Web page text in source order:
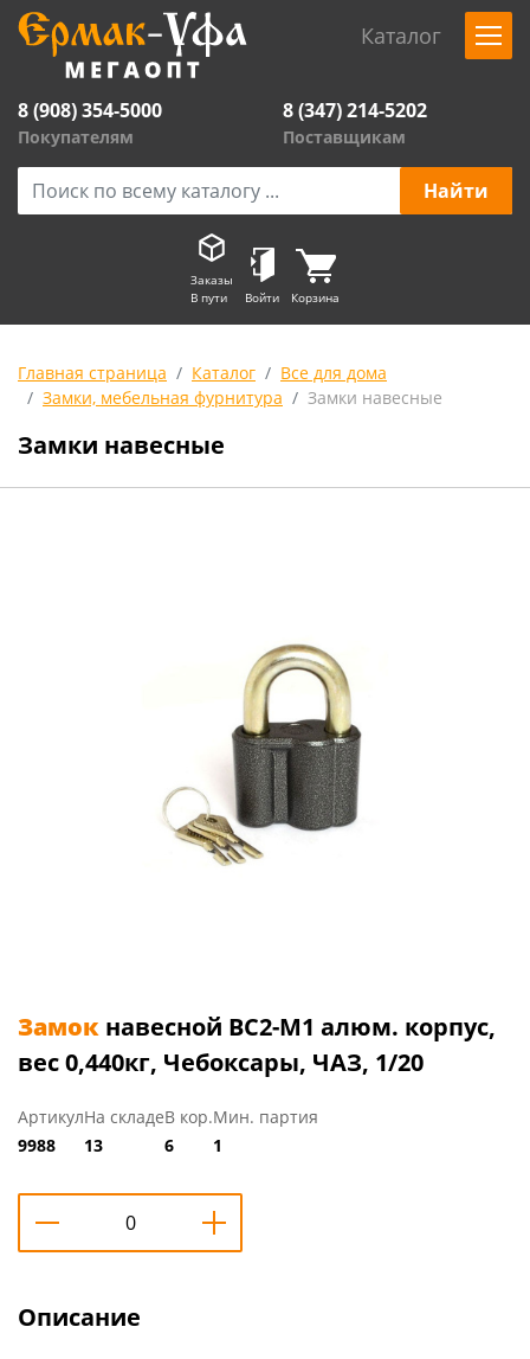
Каталог
8 (908) 354-5000
Покупателям
8 (347) 214-5202
Поставщикам
Заказы
В пути
Войти Корзина
Главная страница Каталог
Все для дома
Замки, мебельная фурнитура
Замки навесные
Замки навесные
Замок навесной ВС2-М1 алюм. корпус,
вес 0,440кг, Чебоксары, ЧАЗ, 1/20
Артикул
9988
На складе
13
В кор.
6
Мин. партия
1
Описание